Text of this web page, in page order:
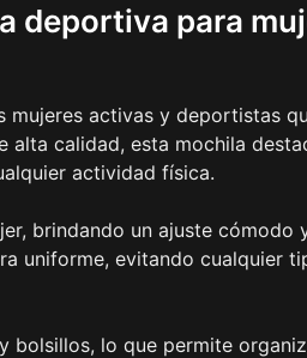
deportiva para
mujeres activas y deportistas
alta calidad, esta mochila
actividad física.
brindando un ajuste cómodo
uniforme, evitando cualquier
bolsillos, lo que permite